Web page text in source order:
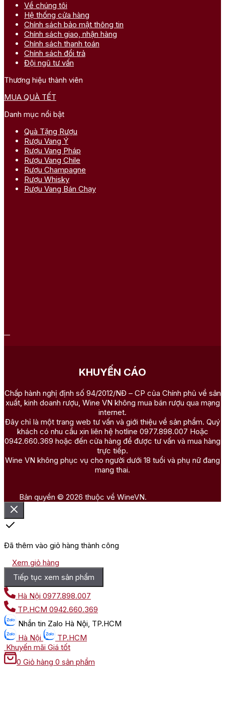
Về chúng tôi
Hệ thống cửa hàng
Chính sách bảo mật thông tin
Chính sách giao, nhận hàng
Chính sách thanh toán
Chính sách đổi trả
Đội ngũ tư vấn
Thương hiệu thành viên
MUA QUÀ TẾT
Danh mục nổi bật
Quà Tặng Rượu
Rượu Vang Ý
Rượu Vang Pháp
Rượu Vang Chile
Rượu Champagne
Rượu Whisky
Rượu Vang Bán Chạy
KHUYẾN CÁO
Chấp hành nghị định số 94/2012/NĐ – CP của Chính phủ về sản
xuất, kinh doanh rượu, Wine VN không mua bán rượu qua mạng
internet.
Đây chỉ là một trang web tư vấn và giới thiệu về sản phẩm. Quý
khách có nhu cầu xin liên hệ hotline 0977.898.007 Hoặc
0942.660.369 hoặc đến cửa hàng để được tư vấn và mua hàng
trực tiếp.
Wine VN không phục vụ cho người dưới 18 tuổi và phụ nữ đang
mang thai.
Bản quyền © 2026 thuộc về WineVN.
Đã thêm vào giỏ hàng thành công
Xem giỏ hàng
Tiếp tục xem sản phẩm
Hà Nội 0977.898.007
TP.HCM 0942.660.369
Nhắn tin Zalo Hà Nội, TP.HCM
Hà Nội
TP.HCM
Khuyến mãi Giá tốt
0 Giỏ hàng 0 sản phẩm